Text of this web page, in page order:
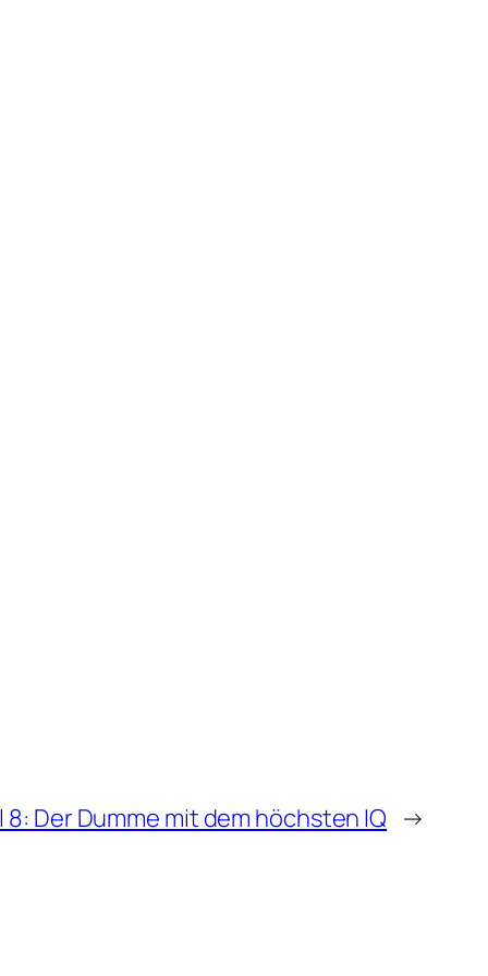
8: Der Dumme mit dem höchsten IQ →